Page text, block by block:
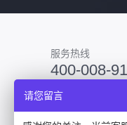
服务热线
400-008-
加入技术群
请您留言